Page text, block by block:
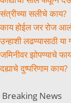
संत्रीच्या सलीचे काय?
काय होईल जर रोज
उन्हाशी लढण्यासाठी या
जमिनीवर झोपण्याचे
दह्याचे दुष्परिणाम काय?
Breaking News